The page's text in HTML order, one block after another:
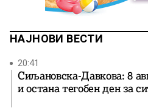
НАЈНОВИ ВЕСТИ
20:41
Сиљановска-Давкова: 8
и остана тегобен ден за